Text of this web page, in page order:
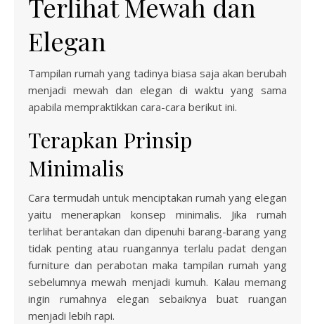
Terlihat Mewah dan
Elegan
Tampilan rumah yang tadinya biasa saja akan berubah
menjadi mewah dan elegan di waktu yang sama
apabila mempraktikkan cara-cara berikut ini.
Terapkan Prinsip
Minimalis
Cara termudah untuk menciptakan rumah yang elegan
yaitu menerapkan konsep minimalis. Jika rumah
terlihat berantakan dan dipenuhi barang-barang yang
tidak penting atau ruangannya terlalu padat dengan
furniture dan perabotan maka tampilan rumah yang
sebelumnya mewah menjadi kumuh. Kalau memang
ingin rumahnya elegan sebaiknya buat ruangan
menjadi lebih rapi.